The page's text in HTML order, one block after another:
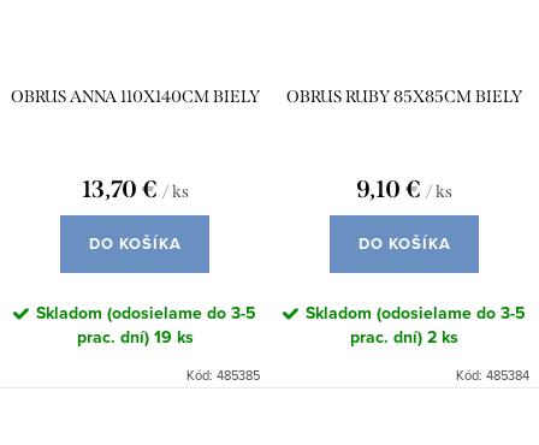
OBRUS ANNA 110X140CM BIELY
13,70 € / ks
DO KOŠÍKA
Skladom (odosielame do 3-5
prac. dní)19 ks
Kód: 485385
OBRUS RUBY 85X85CM BIELY
9,10 € / ks
DO KOŠÍKA
Skladom (odosielame do 3-5
prac. dní)2 ks
Kód: 485384